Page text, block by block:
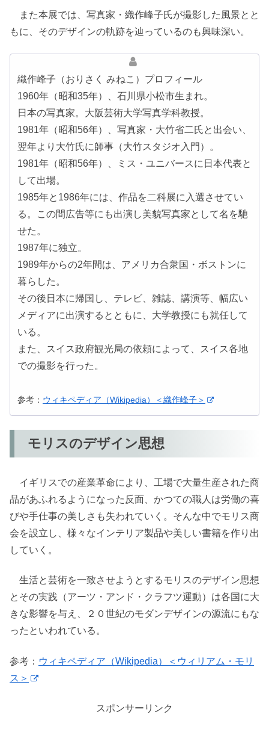
また本展では、写真家・織作峰子氏が撮影した風景とと
もに、そのデザインの軌跡を辿っているのも興味深い。
織作峰子（おりさく みねこ）プロフィール
1960年（昭和35年）、石川県小松市生まれ。
日本の写真家。大阪芸術大学写真学科教授。
1981年（昭和56年）、写真家・大竹省二氏と出会い、
翌年より大竹氏に師事（大竹スタジオ入門）。
1981年（昭和56年）、ミス・ユニバースに日本代表と
して出場。
1985年と1986年には、作品を二科展に入選させてい
る。この間広告等にも出演し美貌写真家として名を馳
せた。
1987年に独立。
1989年からの2年間は、アメリカ合衆国・ボストンに
暮らした。
その後日本に帰国し、テレビ、雑誌、講演等、幅広い
メディアに出演するとともに、大学教授にも就任して
いる。
また、スイス政府観光局の依頼によって、スイス各地
での撮影を行った。
参考： ウィキペディア（Wikipedia）＜織作峰子＞
モリスのデザイン思想
イギリスでの産業革命により、工場で大量生産された商
品があふれるようになった反面、かつての職人は労働の喜
びや手仕事の美しさも失われていく。そんな中でモリス商
会を設立し、様々なインテリア製品や美しい書籍を作り出
していく。
生活と芸術を一致させようとするモリスのデザイン思想
とその実践（アーツ・アンド・クラフツ運動）は各国に大
きな影響を与え、２０世紀のモダンデザインの源流にもな
ったといわれている。
参考： ウィキペディア（Wikipedia）＜ウィリアム・モリ
ス＞
スポンサーリンク